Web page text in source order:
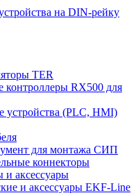
на DIN-рейку
TER
RX500 для
устройства (PLC, HMI)
для монтажа СИП
коннекторы
и аксессуары
и аксессуары EKF-Line